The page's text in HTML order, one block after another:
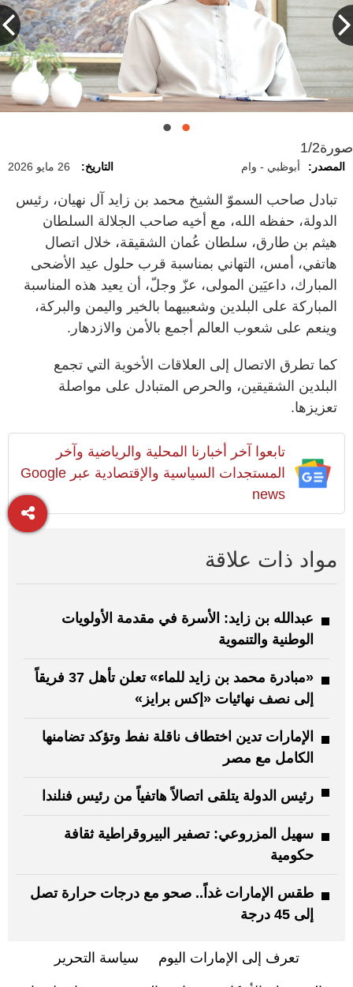
صورة1/2
المصدر: أبوظبي - وام التاريخ: 26 مايو 2026
تبادل صاحب السموّ الشيخ محمد بن زايد آل نهيان، رئيس
الدولة، حفظه الله، مع أخيه صاحب الجلالة السلطان
هيثم بن طارق، سلطان عُمان الشقيقة، خلال اتصال
هاتفي، أمس، التهاني بمناسبة قرب حلول عيد الأضحى
المبارك، داعيَين المولى، عزّ وجلّ، أن يعيد هذه المناسبة
المباركة على البلدين وشعبيهما بالخير واليمن والبركة،
وينعم على شعوب العالم أجمع بالأمن والازدهار.
كما تطرق الاتصال إلى العلاقات الأخوية التي تجمع
البلدين الشقيقين، والحرص المتبادل على مواصلة
تعزيزها.
تابعوا آخر أخبارنا المحلية والرياضية وآخر
المستجدات السياسية والإقتصادية عبر Google
news
مواد ذات علاقة
عبدالله بن زايد: الأسرة في مقدمة الأولويات
الوطنية والتنموية
«مبادرة محمد بن زايد للماء» تعلن تأهل 37 فريقاً
إلى نصف نهائيات «إكس برايز»
الإمارات تدين اختطاف ناقلة نفط وتؤكد تضامنها
الكامل مع مصر
رئيس الدولة يتلقى اتصالاً هاتفياً من رئيس فنلندا
سهيل المزروعي: تصفير البيروقراطية ثقافة
حكومية
طقس الإمارات غداً.. صحو مع درجات حرارة تصل
إلى 45 درجة
تعرف إلى الإمارات اليوم سياسة التحرير